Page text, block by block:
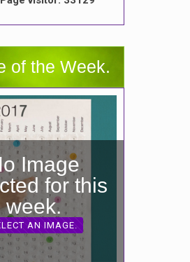
of the Week.
Image
for this
week.
AN IMAGE.